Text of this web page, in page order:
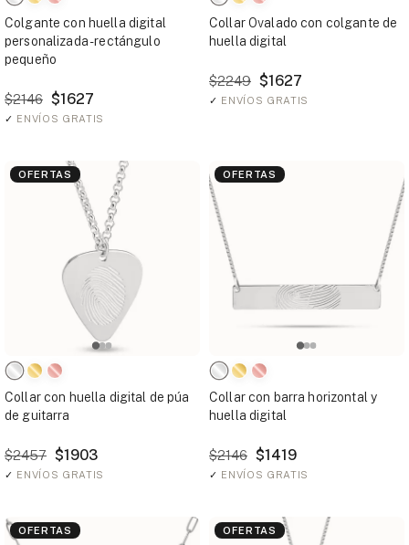
Colgante con huella digital
personalizada - rectángulo
pequeño
$2146 $1627
✓ ENVÍOS GRATIS
Collar Ovalado con colgante de
huella digital
$2249 $1627
✓ ENVÍOS GRATIS
OFERTAS
Collar con huella digital de púa
de guitarra
$2457 $1903
✓ ENVÍOS GRATIS
OFERTAS
Collar con barra horizontal y
huella digital
$2146 $1419
✓ ENVÍOS GRATIS
OFERTAS OFERTAS